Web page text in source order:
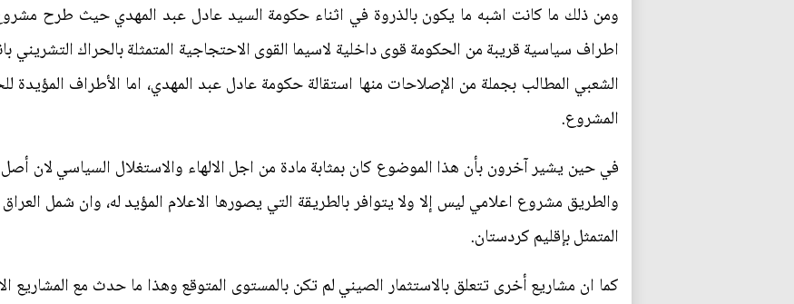
ومن ذلك ما كانت اشبه ما يكون بالذروة في اثناء حكومة السيد عادل عبد المهدي حيث طرح
اطراف سياسية قريبة من الحكومة قوى داخلية لاسيما القوى الاحتجاجية المتمثلة بالحراك
الشعبي المطالب بجملة من الإصلاحات منها استقالة حكومة عادل عبد المهدي، اما الأطراف
المشروع.
في حين يشير آخرون بأن هذا الموضوع كان بمثابة مادة من اجل الالهاء والاستغلال السياسي لان
والطريق مشروع اعلامي ليس إلا ولا يتوافر بالطريقة التي يصورها الاعلام المؤيد له، وان شمل
المتمثل بإقليم كردستان.
كما ان مشاريع أخرى تتعلق بالاستثمار الصيني لم تكن بالمستوى المتوقع وهذا ما حدث مع المشاريع